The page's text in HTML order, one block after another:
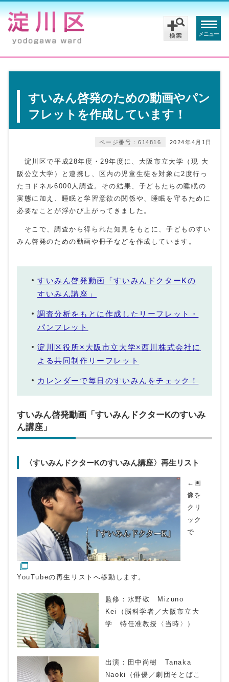
メニュー
すいみん啓発のための動画やパン
フレットを作成しています！
2024年4月1日
ページ番号：614816
淀川区で平成28年度・29年度に、大阪市立大学（現 大
阪公立大学）と連携し、区内の児童生徒を対象に2度行っ
たヨドネル6000人調査。その結果、子どもたちの睡眠の
実態に加え、睡眠と学習意欲の関係や、睡眠を守るために
必要なことが浮かび上がってきました。
そこで、調査から得られた知見をもとに、子どものすい
みん啓発のための動画や冊子などを作成しています。
すいみん啓発動画「すいみんドクターKの
すいみん講座」
調査分析をもとに作成したリーフレット・
パンフレット
淀川区役所×大阪市立大学×西川株式会社に
よる共同制作リーフレット
カレンダーで毎日のすいみんをチェック！
すいみん啓発動画「すいみんドクターKのすいみ
ん講座」
〈すいみんドクターKのすいみん講座〉再生リスト
←画
像を
クリ
ック
で
YouTubeの再生リストへ移動します。
監修：水野敬 Mizuno
Kei（脳科学者／大阪市立大
学 特任准教授〈当時〉）
出演：田中尚樹 Tanaka
Naoki（俳優／劇団そとばこ